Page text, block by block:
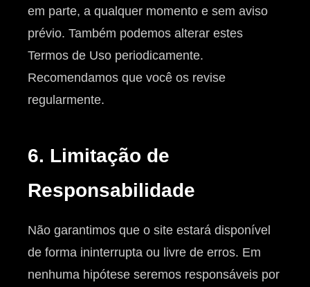
em parte, a qualquer momento e sem aviso
prévio. Também podemos alterar estes
Termos de Uso periodicamente.
Recomendamos que você os revise
regularmente.
6. Limitação de
Responsabilidade
Não garantimos que o site estará disponível
de forma ininterrupta ou livre de erros. Em
nenhuma hipótese seremos responsáveis por